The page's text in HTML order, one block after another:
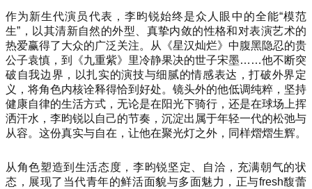
作为新生代演员代表，李昀锐始终是众人眼中的全能“模范
生”，以其清新自然的外型、真挚内敛的性格和对表演艺术的
热爱赢得了大众的广泛关注。从《星汉灿烂》中腹黑隐忍的贵
公子袁慎，到《九重紫》里冷静果决的世子宋墨……他不断突
破自我边界，以扎实的演技与细腻的情感表达，打破外界定
义，将角色内核诠释得恰到好处。镜头外的他低调纯粹，坚持
健康自律的生活方式，无论是在阳光下骑行，还是在球场上挥
洒汗水，李昀锐以自己的节奏，沉淀出属于年轻一代的松弛与
从容。这份真实与自在，让他在聚光灯之外，同样熠熠生辉。
从角色塑造到生活态度，李昀锐坚定、自洽，充满朝气的状
态，展现了当代青年的鲜活面貌与多面魅力，正与fresh馥蕾